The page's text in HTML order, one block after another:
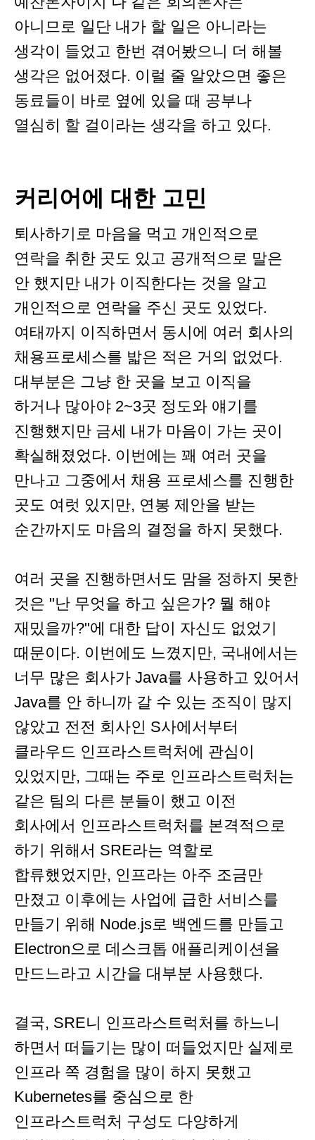
아니므로 일단 내가 할 일은 아니라는
생각이 들었고 한번 겪어봤으니 더 해볼
생각은 없어졌다. 이럴 줄 알았으면 좋은
동료들이 바로 옆에 있을 때 공부나
열심히 할 걸이라는 생각을 하고 있다.
커리어에 대한 고민
퇴사하기로 마음을 먹고 개인적으로
연락을 취한 곳도 있고 공개적으로 말은
안 했지만 내가 이직한다는 것을 알고
개인적으로 연락을 주신 곳도 있었다.
여태까지 이직하면서 동시에 여러 회사의
채용프로세스를 밟은 적은 거의 없었다.
대부분은 그냥 한 곳을 보고 이직을
하거나 많아야 2~3곳 정도와 얘기를
진행했지만 금세 내가 마음이 가는 곳이
확실해졌었다. 이번에는 꽤 여러 곳을
만나고 그중에서 채용 프로세스를 진행한
곳도 여럿 있지만, 연봉 제안을 받는
순간까지도 마음의 결정을 하지 못했다.
여러 곳을 진행하면서도 맘을 정하지 못한
것은 "난 무엇을 하고 싶은가? 뭘 해야
재밌을까?"에 대한 답이 자신도 없었기
때문이다. 이번에도 느꼈지만, 국내에서는
너무 많은 회사가 Java를 사용하고 있어서
Java를 안 하니까 갈 수 있는 조직이 많지
않았고 전전 회사인 S사에서부터
클라우드 인프라스트럭처에 관심이
있었지만, 그때는 주로 인프라스트럭처는
같은 팀의 다른 분들이 했고 이전
회사에서 인프라스트럭처를 본격적으로
하기 위해서 SRE라는 역할로
합류했었지만, 인프라는 아주 조금만
만졌고 이후에는 사업에 급한 서비스를
만들기 위해 Node.js로 백엔드를 만들고
Electron으로 데스크톱 애플리케이션을
만드느라고 시간을 대부분 사용했다.
결국, SRE니 인프라스트럭처를 하느니
하면서 떠들기는 많이 떠들었지만 실제로
인프라 쪽 경험을 많이 하지 못했고
Kubernetes를 중심으로 한
인프라스트럭처 구성도 다양하게